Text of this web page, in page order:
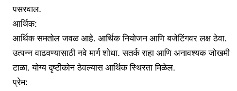
पसरवाल.
आर्थिक:
आर्थिक समतोल जवळ आहे. आर्थिक नियोजन आणि बजेटिंगवर लक्ष ठेवा.
उत्पन्न वाढवण्यासाठी नवे मार्ग शोधा. सतर्क राहा आणि अनावश्यक जोखमी
टाळा. योग्य दृष्टीकोन ठेवल्यास आर्थिक स्थिरता मिळेल.
प्रेम: